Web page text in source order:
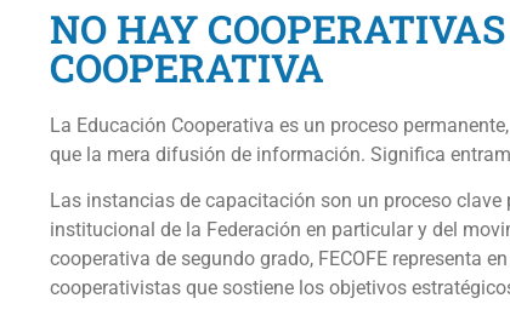
NO HAY
COOPERATIVA
La Educación Cooperativa es un proceso
que la mera difusión de información. Significa
Las instancias de capacitación son un proceso
institucional de la Federación en particular y del
cooperativa de segundo grado, FECOFE representa
cooperativistas que sostiene los objetivos